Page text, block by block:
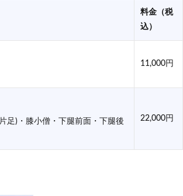
料金（税
込）
11,000円
足)・膝小僧・下腿前面・下腿後
22,000円